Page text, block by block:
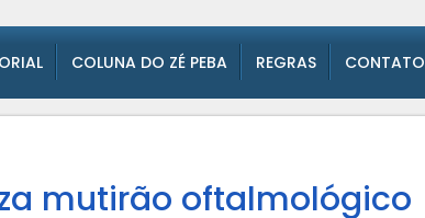
COLUNA DO ZÉ PEBA REGRAS CONTATO
mutirão oftalmológico